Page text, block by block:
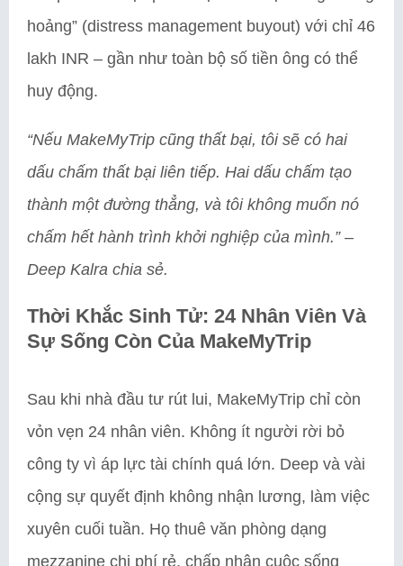
hoảng” (distress management buyout) với chỉ 46
lakh INR – gần như toàn bộ số tiền ông có thể
huy động.
“Nếu MakeMyTrip cũng thất bại, tôi sẽ có hai
dấu chấm thất bại liên tiếp. Hai dấu chấm tạo
thành một đường thẳng, và tôi không muốn nó
chấm hết hành trình khởi nghiệp của mình.”–
Deep Kalra chia sẻ.
Thời Khắc Sinh Tử: 24 Nhân Viên Và
Sự Sống Còn Của MakeMyTrip
Sau khi nhà đầu tư rút lui, MakeMyTrip chỉ còn
vỏn vẹn 24 nhân viên. Không ít người rời bỏ
công ty vì áp lực tài chính quá lớn. Deep và vài
cộng sự quyết định không nhận lương, làm việc
xuyên cuối tuần. Họ thuê văn phòng dạng
mezzanine chi phí rẻ, chấp nhận cuộc sống